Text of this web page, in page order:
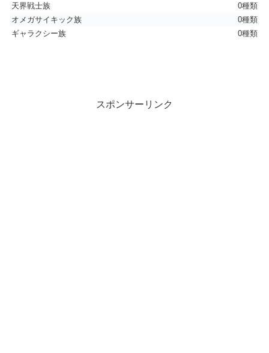
天界戦士族
0種類
オメガサイキック族
0種類
ギャラクシー族
0種類
スポンサーリンク